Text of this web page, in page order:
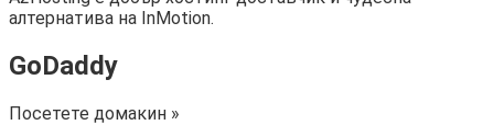
алтернатива на InMotion.
GoDaddy
Посетете домакин »